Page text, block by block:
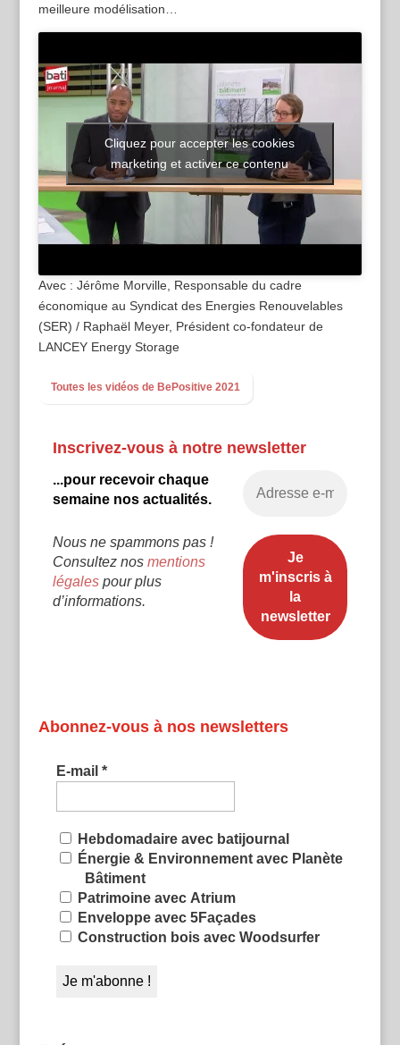
meilleure modélisation…
Cliquez pour accepter les cookies
marketing et activer ce contenu
Avec : Jérôme Morville, Responsable du cadre
économique au Syndicat des Energies Renouvelables
(SER) / Raphaël Meyer, Président co-fondateur de
LANCEY Energy Storage
Toutes les vidéos de BePositive 2021
Inscrivez-vous à notre newsletter
...pour recevoir chaque
semaine nos actualités.
Nous ne spammons pas !
Consultez nos mentions
légalespour plus
d’informations.
Abonnez-vous à nos newsletters
E-mail *
Hebdomadaire avec batijournal
Énergie & Environnement avec Planète
Bâtiment
Patrimoine avec Atrium
Enveloppe avec 5Façades
Construction bois avec Woodsurfer